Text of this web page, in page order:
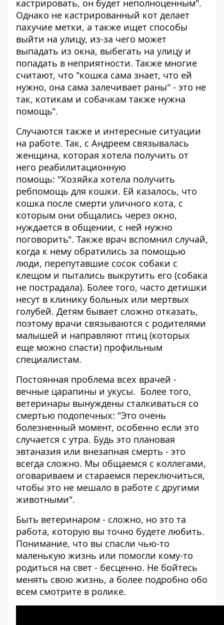
кастрировать, он будет неполноценным".
Однако не кастрированный кот делает
пахучие метки, а также ищет способы
выйти на улицу, из-за чего может
выпадать из окна, выбегать на улицу и
попадать в неприятности. Также многие
считают, что "кошка сама знает, что ей
нужно, она сама залечивает раны" - это не
так, котикам и собачкам также нужна
помощь".
Случаются также и интересные ситуации
на работе. Так, с Андреем связывалась
женщина, которая хотела получить от
него реабилитационную
помощь: "Хозяйка хотела получить
ребпомощь для кошки. Ей казалось, что
кошка после смерти уличного кота, с
которым они общались через окно,
нуждается в общении, с ней нужно
поговорить". Также врач вспомнил случай,
когда к нему обратились за помощью
люди, перепутавшие сосок собаки с
клещом и пытались выкрутить его (собака
не пострадала). Более того, часто детишки
несут в клинику больных или мертвых
голубей. Детям бывает сложно отказать,
поэтому врачи связываются с родителями
малышей и направляют птиц (которых
еще можно спасти) профильным
специалистам.
Постоянная проблема всех врачей -
вечные царапины и укусы. Более того,
ветеринары вынуждены сталкиваться со
смертью подопечных: "Это очень
болезненный момент, особенно если это
случается с утра. Будь это плановая
эвтаназия или внезапная смерть - это
всегда сложно. Мы общаемся с коллегами,
оговариваем и стараемся переключиться,
чтобы это не мешало в работе с другими
животными".
Быть ветеринаром - сложно, но это та
работа, которую вы точно будете любить.
Понимание, что вы спасли чью-то
маленькую жизнь или помогли кому-то
родиться на свет - бесценно. Не бойтесь
менять свою жизнь, а более подробно обо
всем смотрите в ролике.